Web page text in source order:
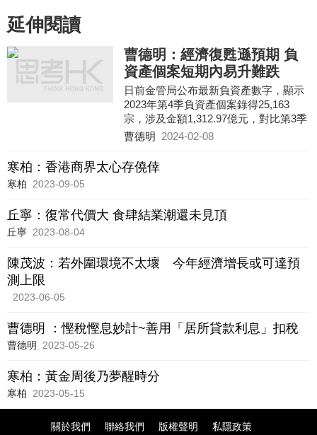
延伸閱讀
曹德明：經濟復甦遜預期 負
資產個案短期內易升難跌
日前金管局公布最新負資產數字，顯示
2023年第4季負資產個案錄得25,163
宗，涉及金額1,312.97億元，對比第3季
錄得11,123宗及592.63億元，宗數及金
曹德明 2024-02-08
寒柏：香港商界太心存僥倖
寒柏 2023-09-05
丘寧：復常代價大 食肆結業潮還未見頂
丘寧 2023-08-04
陳茂波：若外圍環境不太壞 今年經濟增長或可達預
測上限
2023-06-05
曹德明 ：慳稅慳息妙計~善用「居所貸款利息」扣稅
曹德明 2023-05-26
寒柏：黃金周後乃夢醒時分
寒柏 2023-05-15
關於我們 聯絡我們 版權聲明 私隱政策